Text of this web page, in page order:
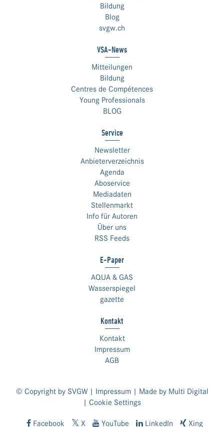
Bildung
Blog
svgw.ch
VSA-News
Mitteilungen
Bildung
Centres de Compétences
Young Professionals
BLOG
Service
Newsletter
Anbieterverzeichnis
Agenda
Aboservice
Mediadaten
Stellenmarkt
Info für Autoren
Über uns
RSS Feeds
E-Paper
AQUA & GAS
Wasserspiegel
gazette
Kontakt
Kontakt
Impressum
AGB
© Copyright by SVGW | Impressum| Made by Multi Digital
| Cookie Settings
Facebook X YouTube LinkedIn Xing